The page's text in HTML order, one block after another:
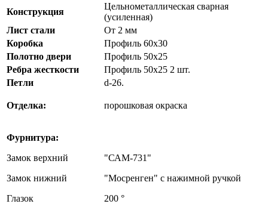
Конструкция
Цельнометаллическая сварная
(усиленная)
Лист стали
От 2 мм
Коробка
Профиль 60х30
Полотно двери
Профиль 50х25
Ребра жесткости
Профиль 50х25 2 шт.
Петли
d-26.
Отделка: порошковая окраска
Фурнитура:
Замок верхний
Замок нижний
Глазок
"САМ-731"
"Мосренген" с нажимной ручкой
200 °